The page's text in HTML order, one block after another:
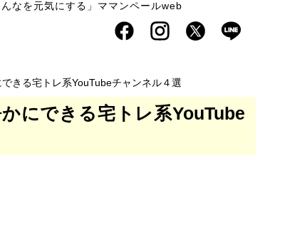
なを元気にする」ママンペールweb
きる宅トレ系YouTubeチャンネル４選
にできる宅トレ系YouTube